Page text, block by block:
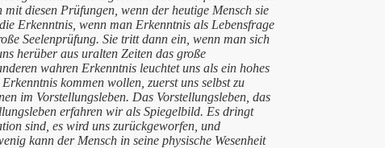
diesen Prüfungen, wenn der heutige Mensch sie
Erkenntnis, wenn man Erkenntnis als Lebensfrage
Seelenprüfung. Sie tritt dann ein, wenn man sich
herüber aus uralten Zeiten das große
wahren Erkenntnis leuchtet uns als ein hohes
kommen wollen, zuerst uns selbst zu
im Vorstellungsleben. Das Vorstellungsleben, das
erfahren wir als Spiegelbild. Es dringt
sind, es wird uns zurückgeworfen, und
kann der Mensch in seine physische Wesenheit